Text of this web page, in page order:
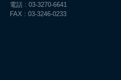
電話 : 03-3270-6641
FAX : 03-3246-0233